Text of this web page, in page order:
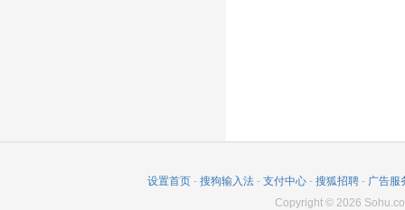
设置首页 - 搜狗输入法 - 支付中心 - 搜狐招聘 - 广告服
Copyright© 2026